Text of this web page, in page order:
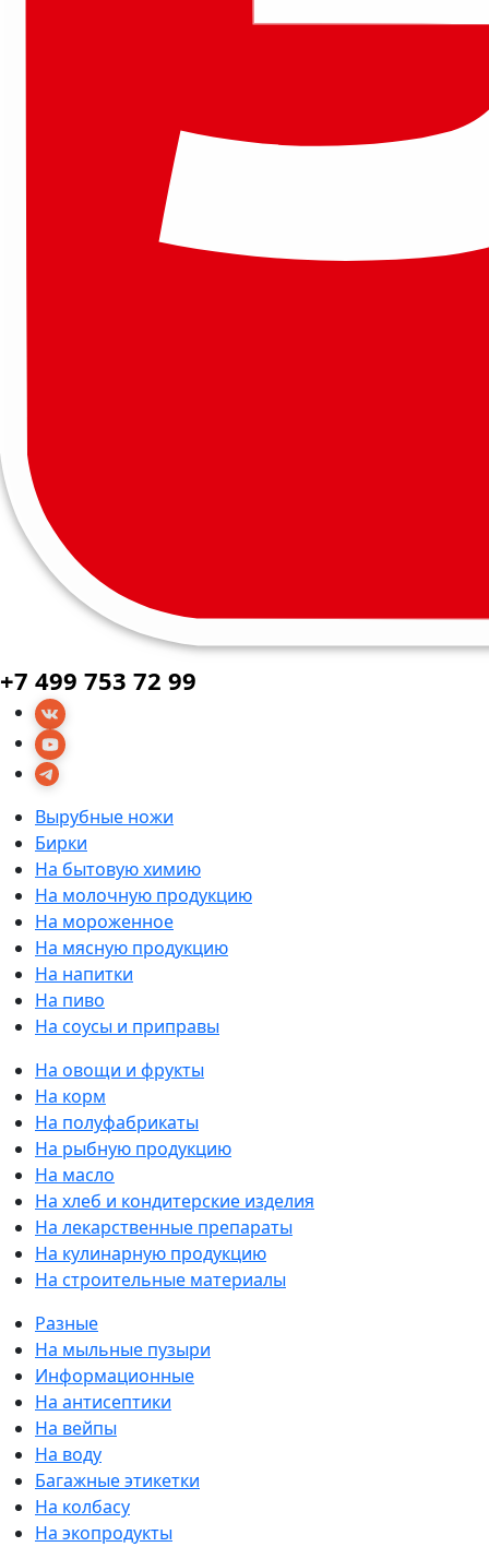
+7 499 753 72 99
Вырубные ножи
Бирки
На бытовую химию
На молочную продукцию
На мороженное
На мясную продукцию
На напитки
На пиво
На соусы и приправы
На овощи и фрукты
На корм
На полуфабрикаты
На рыбную продукцию
На масло
На хлеб и кондитерские изделия
На лекарственные препараты
На кулинарную продукцию
На строительные материалы
Разные
На мыльные пузыри
Информационные
На антисептики
На вейпы
На воду
Багажные этикетки
На колбасу
На экопродукты